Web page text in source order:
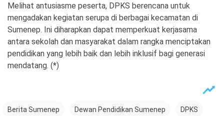
Melihat antusiasme peserta, DPKS berencana untuk
mengadakan kegiatan serupa di berbagai kecamatan di
Sumenep. Ini diharapkan dapat memperkuat kerjasama
antara sekolah dan masyarakat dalam rangka menciptakan
pendidikan yang lebih baik dan lebih inklusif bagi generasi
mendatang. (*)
Berita Sumenep Dewan Pendidikan Sumenep DPKS